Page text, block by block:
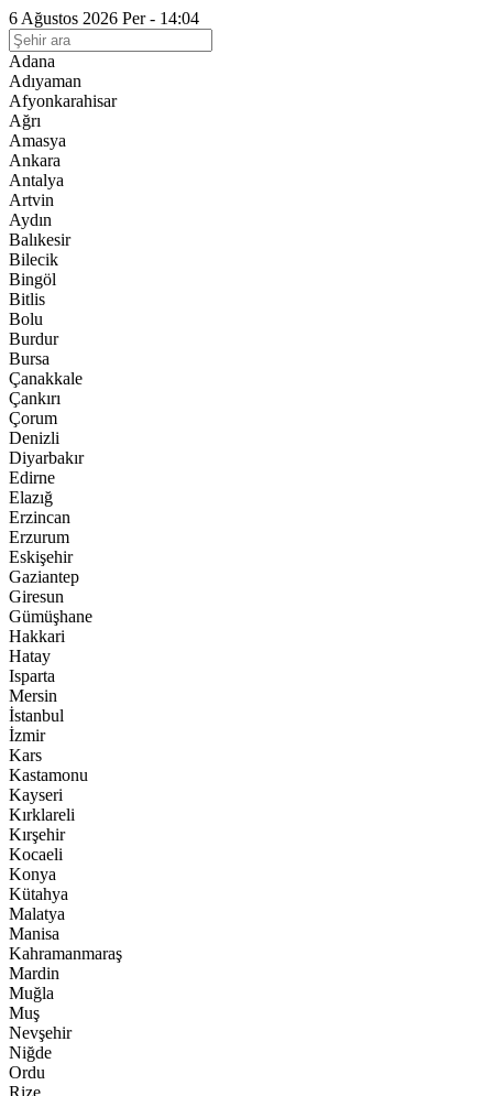
6 Ağustos 2026 Per - 14:04
Adana
Adıyaman
Afyonkarahisar
Ağrı
Amasya
Ankara
Antalya
Artvin
Aydın
Balıkesir
Bilecik
Bingöl
Bitlis
Bolu
Burdur
Bursa
Çanakkale
Çankırı
Çorum
Denizli
Diyarbakır
Edirne
Elazığ
Erzincan
Erzurum
Eskişehir
Gaziantep
Giresun
Gümüşhane
Hakkari
Hatay
Isparta
Mersin
İstanbul
İzmir
Kars
Kastamonu
Kayseri
Kırklareli
Kırşehir
Kocaeli
Konya
Kütahya
Malatya
Manisa
Kahramanmaraş
Mardin
Muğla
Muş
Nevşehir
Niğde
Ordu
Rize